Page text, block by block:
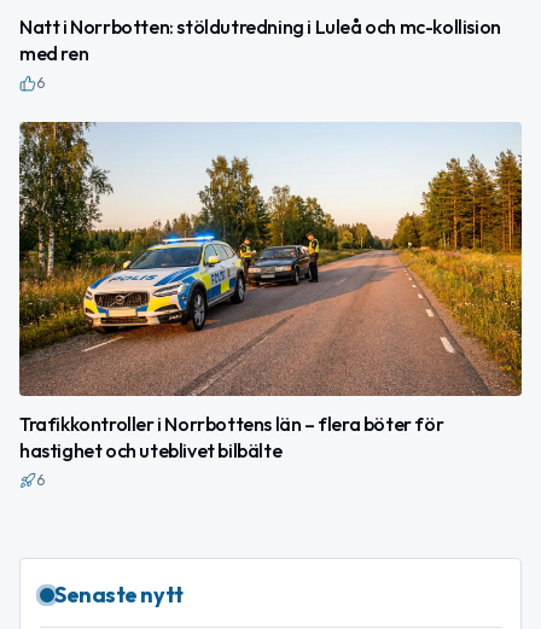
Natt i Norrbotten: stöldutredning i Luleå och mc-kollision
med ren
6
Trafikkontroller i Norrbottens län – flera böter för
hastighet och uteblivet bilbälte
6
Senaste nytt